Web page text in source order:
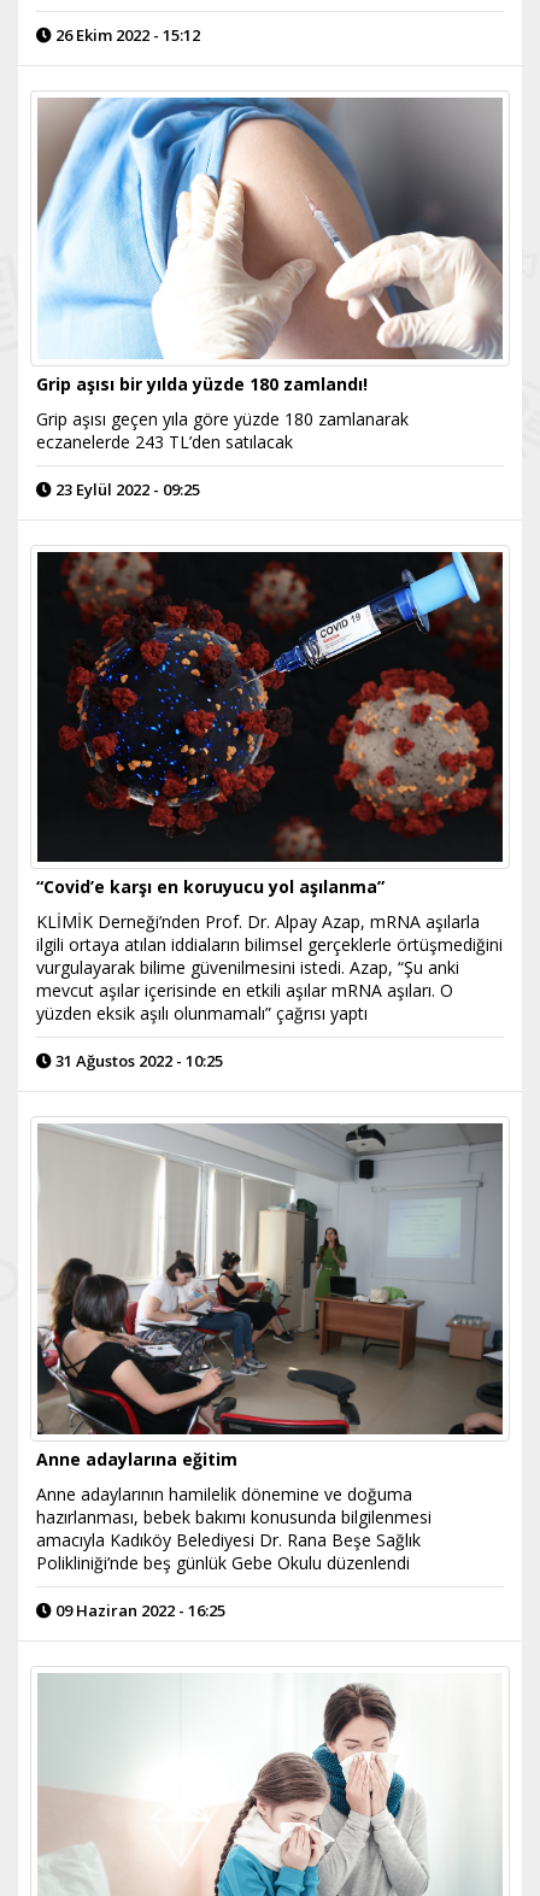
26 Ekim 2022 - 15:12
Grip aşısı bir yılda yüzde 180 zamlandı!
Grip aşısı geçen yıla göre yüzde 180 zamlanarak
eczanelerde 243 TL’den satılacak
23 Eylül 2022 - 09:25
“Covid’e karşı en koruyucu yol aşılanma”
KLİMİK Derneği’nden Prof. Dr. Alpay Azap, mRNA aşılarla
ilgili ortaya atılan iddiaların bilimsel gerçeklerle örtüşmediğini
vurgulayarak bilime güvenilmesini istedi. Azap, “Şu anki
mevcut aşılar içerisinde en etkili aşılar mRNA aşıları. O
yüzden eksik aşılı olunmamalı” çağrısı yaptı
31 Ağustos 2022 - 10:25
Anne adaylarına eğitim
Anne adaylarının hamilelik dönemine ve doğuma
hazırlanması, bebek bakımı konusunda bilgilenmesi
amacıyla Kadıköy Belediyesi Dr. Rana Beşe Sağlık
Polikliniği’nde beş günlük Gebe Okulu düzenlendi
09 Haziran 2022 - 16:25